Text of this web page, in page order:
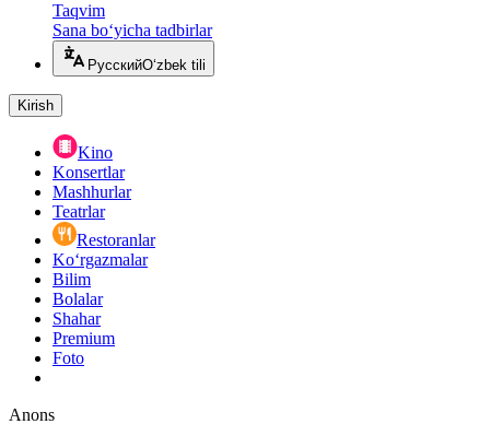
Taqvim
Sana bo‘yicha tadbirlar
РусскийO‘zbek tili
Kirish
Kino
Konsertlar
Mashhurlar
Teatrlar
Restoranlar
Ko‘rgazmalar
Bilim
Bolalar
Shahar
Premium
Foto
Anons